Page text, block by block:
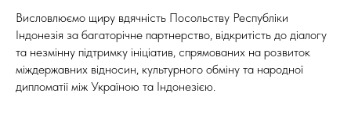
Висловлюємо щиру вдячність Посольству Республіки
Індонезія за багаторічне партнерство, відкритість до діалогу
та незмінну підтримку ініціатив, спрямованих на розвиток
міждержавних відносин, культурного обміну та народної
дипломатії між Україною та Індонезією.